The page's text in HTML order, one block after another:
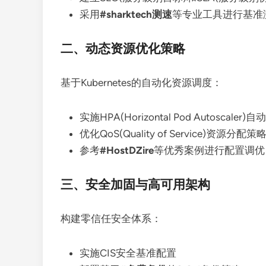
采用#sharktech测速等专业工具进行基准
二、动态资源优化策略
基于Kubernetes的自动化资源调度：
实施HPA(Horizontal Pod Autoscaler)自
优化QoS(Quality of Service)资源分配策略
参考#HostDZire等优秀案例进行配置调优
三、安全加固与高可用架构
构建零信任安全体系：
实施CIS安全基准配置